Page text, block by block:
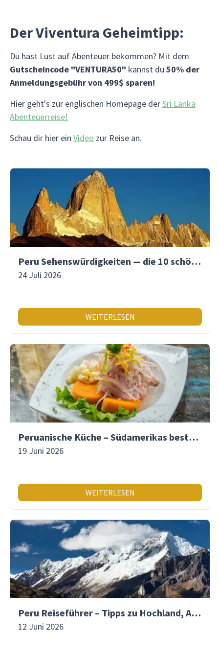
Der Viventura Geheimtipp:
Du hast Lust auf Abenteuer bekommen? Mit dem
Gutscheincode "VENTURA50" kannst du 50% der
Anmeldungsgebühr von 499$ sparen!
Hier geht's zur englischen Homepage derSri Lanka
Abenteuerreise!
Schau dir hier ein Video zur Reise an.
Peru Sehenswürdigkeiten — die 10 schönsten Orte
24 Juli 2026
WEITERLESEN
Peruanische Küche – Südamerikas beste Gastronomie
19 Juni 2026
WEITERLESEN
Peru Reiseführer – Tipps zu Hochland, Amazonas & Inka-Erbe
12 Juni 2026